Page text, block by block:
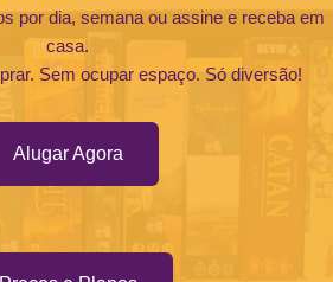
por dia, semana ou assine e receba em
casa.
Sem ocupar espaço. Só diversão!
Alugar Agora